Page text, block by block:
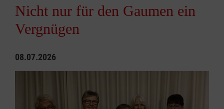
Nicht nur für den Gaumen ein
Vergnügen
08.07.2026